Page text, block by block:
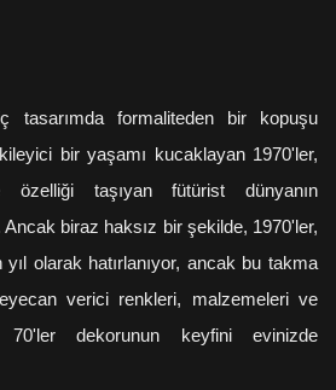
tasarımda formaliteden bir kopuşu
bir yaşamı kucaklayan 1970'ler,
taşıyan fütürist dünyanın
Ancak biraz haksız bir şekilde, 1970'ler,
olarak hatırlanıyor, ancak bu takma
verici renkleri, malzemeleri ve
dekorunun keyfini evinizde